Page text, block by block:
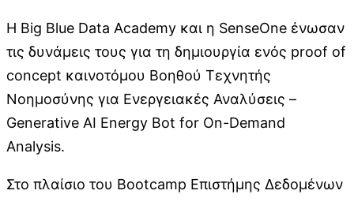
Η Big Blue Data Academy και η SenseOne ένωσαν
τις δυνάμεις τους για τη δημιουργία ενός proof of
concept καινοτόμου Βοηθού Τεχνητής
Νοημοσύνης για Ενεργειακές Αναλύσεις –
Generative AI Energy Bot for On-Demand
Analysis.
Στο πλαίσιο του Bootcamp Επιστήμης Δεδομένων